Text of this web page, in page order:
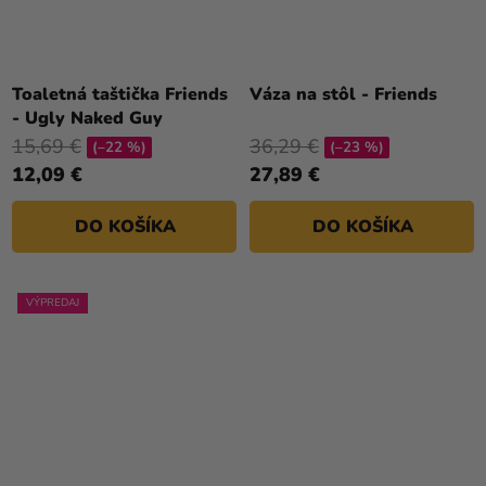
Toaletná taštička Friends
- Ugly Naked Guy
12,09 €
15,69 € (–22 %)
DO KOŠÍKA
Váza na stôl - Friends
27,89 €
36,29 € (–23 %)
DO KOŠÍKA
VÝPREDAJ